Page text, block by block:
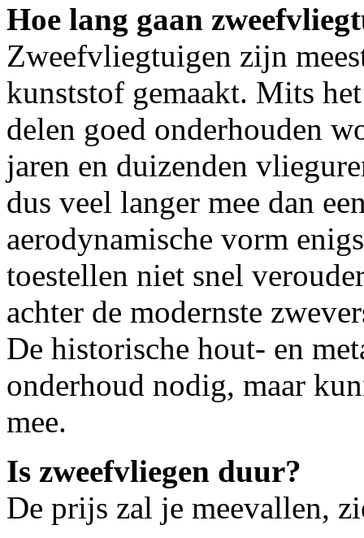
Hoe lang gaan
Zweefvliegtuigen zijn
kunststof gemaakt. Mits
delen goed onderhouden
jaren en duizenden
dus veel langer mee dan
aerodynamische vorm
toestellen niet snel
achter de modernste
De historische hout- en
onderhoud nodig, maar
mee.
Is zweefvliegen duur?
De prijs zal je meevallen,